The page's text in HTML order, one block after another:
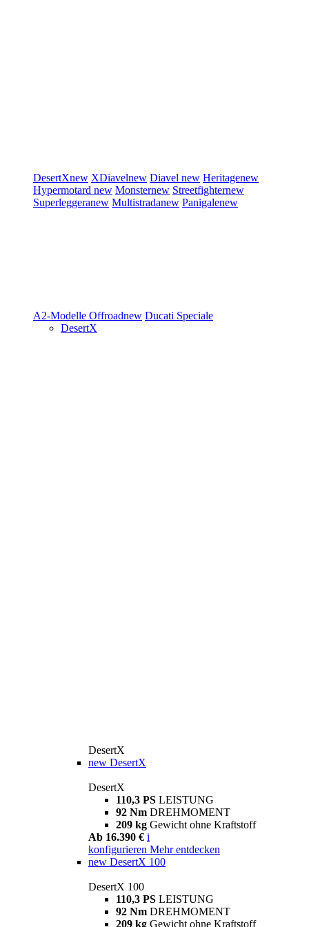
DesertXnew XDiavelnew Diavel new Heritagenew
Hypermotard new Monsternew Streetfighternew
Superleggeranew Multistradanew Panigalenew
A2-Modelle Offroadnew Ducati Speciale
DesertX
DesertX
new DesertX
DesertX
110,3 PS LEISTUNG
92 Nm DREHMOMENT
209 kg Gewicht ohne Kraftstoff
Ab 16.390 € i
konfigurieren Mehr entdecken
new DesertX 100
DesertX 100
110,3 PS LEISTUNG
92 Nm DREHMOMENT
209 kg Gewicht ohne Kraftstoff